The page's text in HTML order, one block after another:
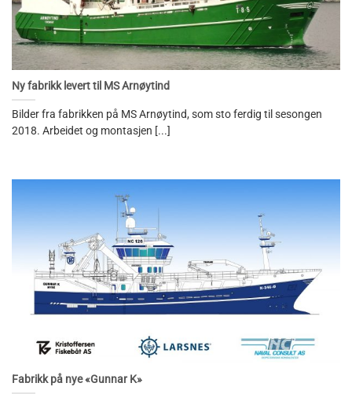
Ny fabrikk levert til MS Arnøytind
Bilder fra fabrikken på MS Arnøytind, som sto ferdig til sesongen
2018. Arbeidet og montasjen [...]
Fabrikk på nye «Gunnar K»